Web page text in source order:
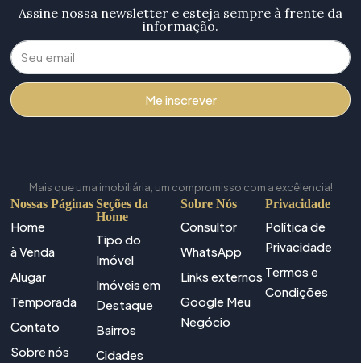
Assine nossa newsletter e esteja sempre à frente da
informação.
Me inscrever
Mais que uma imobiliária, um compromisso com a excêlencia!
Nossas Páginas
Home
à Venda
Alugar
Temporada
Contato
Sobre nós
Seções da
Home
Tipo do
Imóvel
Imóveis em
Destaque
Bairros
Cidades
Sobre Nós
Consultor
WhatsApp
Links externos
Google Meu
Negócio
Privacidade
Política de
Privacidade
Termos e
Condições